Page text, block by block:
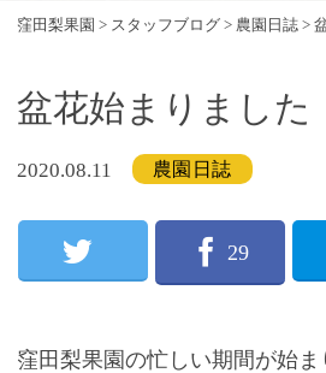
窪田梨果園 > スタッフブログ > 農園日誌 >
盆花始まりました
2020.08.11 農園日誌
29
窪田梨果園の忙しい期間が始ま